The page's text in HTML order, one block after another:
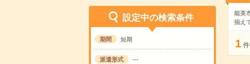
設定中の検索条件
期間 短期
派遣形式 ---
能美
揃え
1